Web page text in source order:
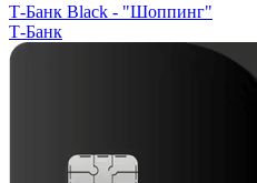
Т-Банк Black - "Шоппинг"
Т-Банк